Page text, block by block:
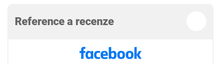
Reference a recenze